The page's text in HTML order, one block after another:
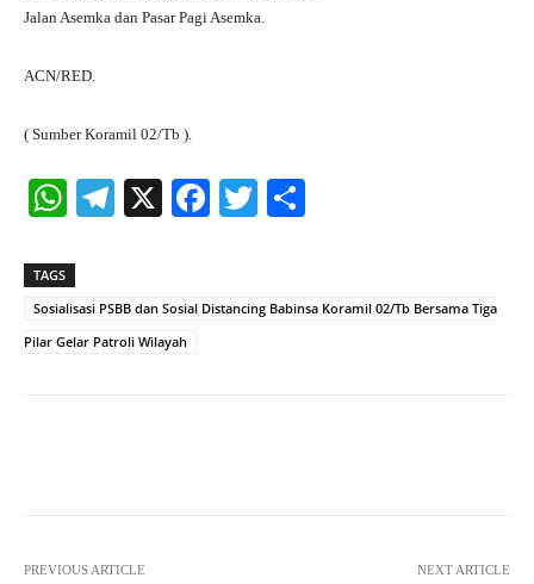
Jalan Asemka dan Pasar Pagi Asemka.
ACN/RED.
( Sumber Koramil 02/Tb ).
W
ts
A
pp
Te
a
m
X
Fa
ok
T
r
TAGS
Sosialisasi PSBB dan Sosial Distancing Babinsa Koramil 02/Tb Bersama Tiga
Pilar Gelar Patroli Wilayah
PREVIOUS ARTICLE NEXT ARTICLE